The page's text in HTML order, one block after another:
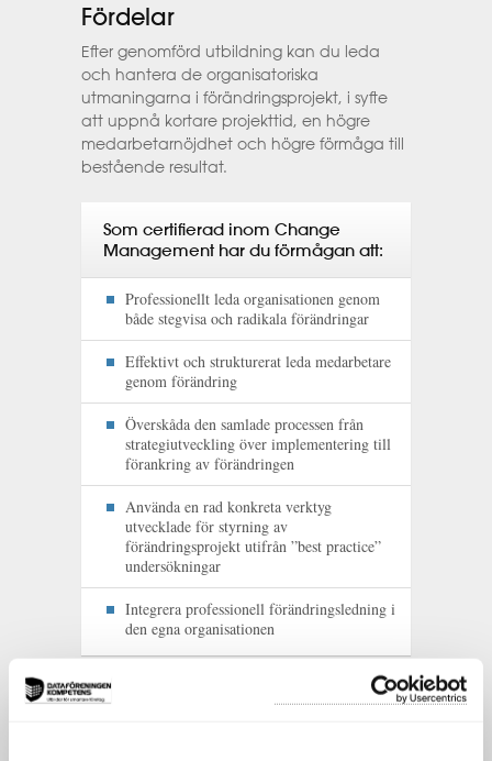
Fördelar
Efter genomförd utbildning kan du leda
och hantera de organisatoriska
utmaningarna i förändringsprojekt, i syfte
att uppnå kortare projekttid, en högre
medarbetarnöjdhet och högre förmåga till
bestående resultat.
Som certifierad inom Change
Management har du förmågan att:
Professionellt leda organisationen genom
både stegvisa och radikala förändringar
Effektivt och strukturerat leda medarbetare
genom förändring
Överskåda den samlade processen från
strategiutveckling över implementering till
förankring av förändringen
Använda en rad konkreta verktyg
utvecklade för styrning av
förändringsprojekt utifrån ”best practice”
undersökningar
Integrera professionell förändringsledning i
den egna organisationen